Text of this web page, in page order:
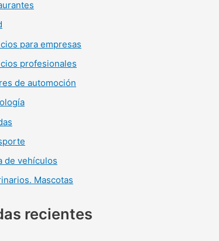
para empresas
profesionales
de automoción
de vehículos
Mascotas
recientes